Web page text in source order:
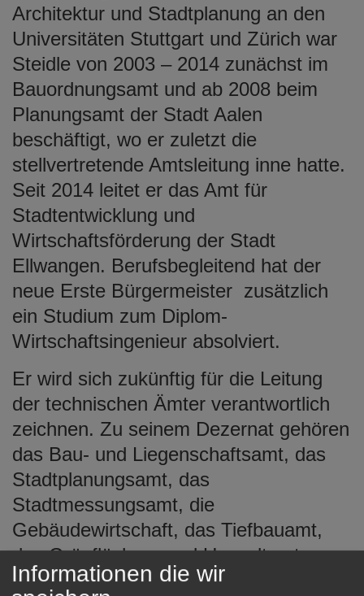
Architektur und Stadtplanung an den
Universitäten Stuttgart und Zürich war
Steidle von 2003 – 2014 zunächst im
Bauordnungsamt und ab 2008 beim
Planungsamt der Stadt Aalen
beschäftigt, wo er zuletzt die
stellvertretende Amtsleitung inne hatte.
Seit 2014 leitet er das Amt für
Stadtentwicklung und
Wirtschaftsförderung der Stadt
Ellwangen. Berufsbegleitend hat der
neue Erste Bürgermeister zusätzlich
ein Studium zum Diplom-
Wirtschaftsingenieur absolviert.
Er wird sich zukünftig für die Leitung
der technischen Ämter verantwortlich
zeichnen. Zu seinem Dezernat gehören
das Bau- und Liegenschaftsamt, das
Stadtplanungsamt, das
Stadtmessungsamt, die
Gebäudewirtschaft, das Tiefbauamt,
das Grünflächen- und Umweltamt
sowie der Bau- und
Informationen die wir